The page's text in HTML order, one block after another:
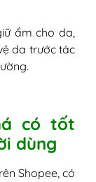
ẩm cho da,
da trước tác
có tốt
dùng
Shopee, có